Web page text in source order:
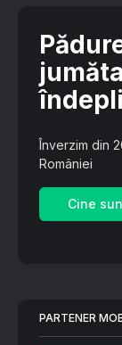
Înverzim din
României
Cine
PARTENER